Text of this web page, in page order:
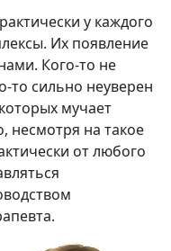
у каждого
Их появление
Кого-то не
то сильно неуверен
мучает
несмотря на такое
от любого